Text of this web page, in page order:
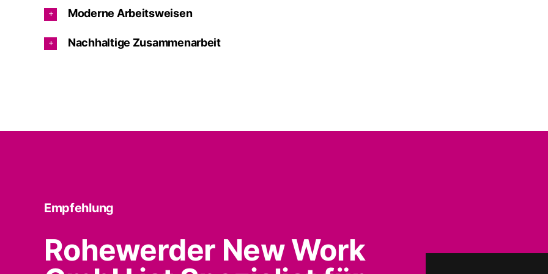
Moderne Arbeitsweisen
Nachhaltige Zusammenarbeit
Empfehlung
Rohewerder New Work